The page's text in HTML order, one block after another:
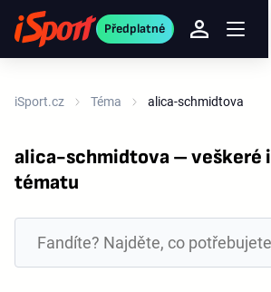
Předplatné
iSport.cz Téma alica-schmidtova
alica-schmidtova – veškeré
tématu